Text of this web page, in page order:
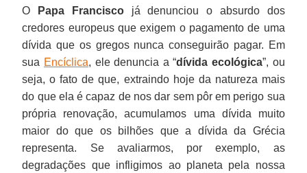
O Papa Franciscojá denunciou o absurdo dos
credores europeus que exigem o pagamento de uma
dívida que os gregos nunca conseguirão pagar. Em
sua Encíclica, ele denuncia a “dívida ecológica”, ou
seja, o fato de que, extraindo hoje da natureza mais
do que ela é capaz de nos dar sem pôr em perigo sua
própria renovação, acumulamos uma dívida muito
maior do que os bilhões que a dívida da Grécia
representa. Se avaliarmos, por exemplo, as
degradações que infligimos ao planeta pela nossa